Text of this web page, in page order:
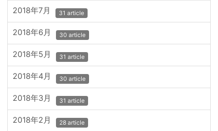
2018年7月 31 article
2018年6月 30 article
2018年5月 31 article
2018年4月 30 article
2018年3月 31 article
2018年2月 28 article